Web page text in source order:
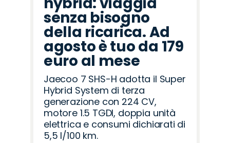
senza bisogno
della ricarica. Ad
agosto è tuo da 179
euro al mese
Jaecoo 7 SHS-H adotta il Super
Hybrid System di terza
generazione con 224 CV,
motore 1.5 TGDI, doppia unità
elettrica e consumi dichiarati di
5,5 l/100 km.